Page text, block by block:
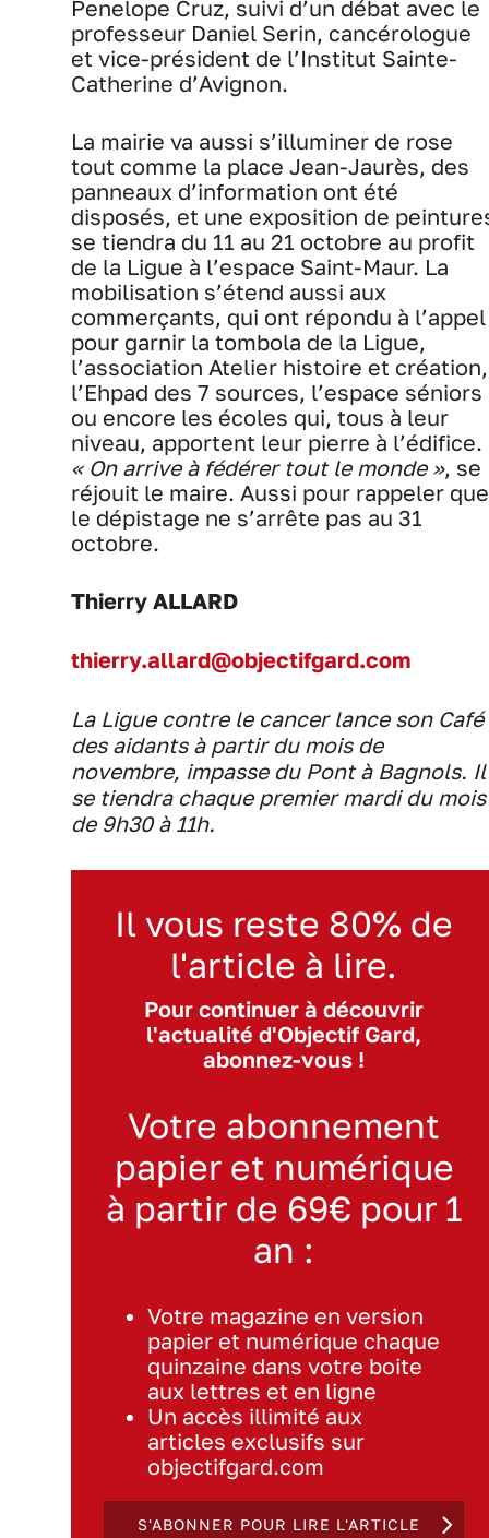
Penelope Cruz, suivi d’un débat avec le
professeur Daniel Serin, cancérologue
et vice-président de l’Institut Sainte-
Catherine d’Avignon.
La mairie va aussi s’illuminer de rose
tout comme la place Jean-Jaurès, des
panneaux d’information ont été
disposés, et une exposition de
se tiendra du 11 au 21 octobre au profit
de la Ligue à l’espace Saint-Maur. La
mobilisation s’étend aussi aux
commerçants, qui ont répondu à l’appel
pour garnir la tombola de la Ligue,
l’association Atelier histoire et création,
l’Ehpad des 7 sources, l’espace séniors
ou encore les écoles qui, tous à leur
niveau, apportent leur pierre à l’édifice.
« On arrive à fédérer tout le monde », se
réjouit le maire. Aussi pour rappeler que
le dépistage ne s’arrête pas au 31
octobre.
Thierry ALLARD
thierry.allard@objectifgard.com
La Ligue contre le cancer lance son Café
des aidants à partir du mois de
novembre, impasse du Pont à Bagnols. Il
se tiendra chaque premier mardi du mois
de 9h30 à 11h.
Il vous reste 80% de
l'article à lire.
Pour continuer à découvrir
l'actualité d'Objectif Gard,
abonnez-vous !
Votre abonnement
papier et numérique
à partir de 69€ pour 1
an :
Votre magazine en version
papier et numérique chaque
quinzaine dans votre boite
aux lettres et en ligne
Un accès illimité aux
articles exclusifs sur
objectifgard.com
S'ABONNER POUR LIRE L'ARTICLE